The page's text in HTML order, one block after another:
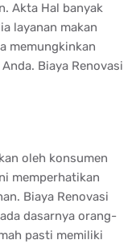
Akta Hal banyak
layanan makan
memungkinkan
Biaya Renovasi
oleh konsumen
memperhatikan
Biaya Renovasi
dasarnya orang-
pasti memiliki